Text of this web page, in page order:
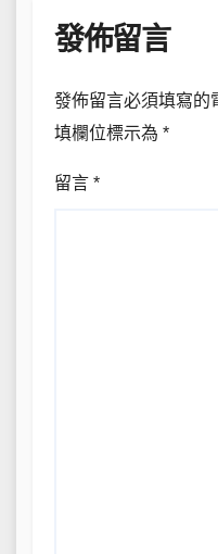
發佈留言
發佈留言必須填寫的
填欄位標示為 *
留言 *